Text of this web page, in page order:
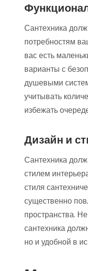
Сантехника
потребностям
вас есть
варианты с
душевыми
учитывать
избежать
Дизайн и
Сантехника
стилем
стиля
существенно
пространства.
сантехника
но и удобной в